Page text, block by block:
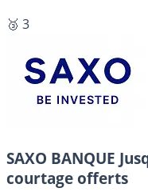
🥉 3
SAXO BANQUE
courtage offerts